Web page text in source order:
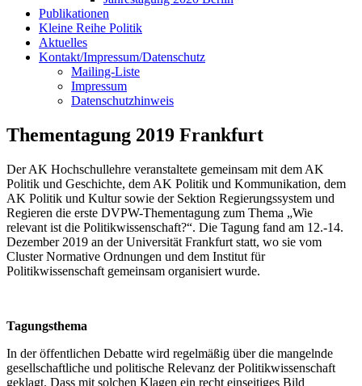
Publikationen
Kleine Reihe Politik
Aktuelles
Kontakt/Impressum/Datenschutz
Mailing-Liste
Impressum
Datenschutzhinweis
Thementagung 2019 Frankfurt
Der AK Hochschullehre veranstaltete gemeinsam mit dem AK
Politik und Geschichte, dem AK Politik und Kommunikation, dem
AK Politik und Kultur sowie der Sektion Regierungssystem und
Regieren die erste DVPW-Thementagung zum Thema „Wie
relevant ist die Politikwissenschaft?“. Die Tagung fand am 12.-14.
Dezember 2019 an der Universität Frankfurt statt, wo sie vom
Cluster Normative Ordnungen und dem Institut für
Politikwissenschaft gemeinsam organisiert wurde.
Tagungsthema
In der öffentlichen Debatte wird regelmäßig über die mangelnde
gesellschaftliche und politische Relevanz der Politikwissenschaft
geklagt. Dass mit solchen Klagen ein recht einseitiges Bild